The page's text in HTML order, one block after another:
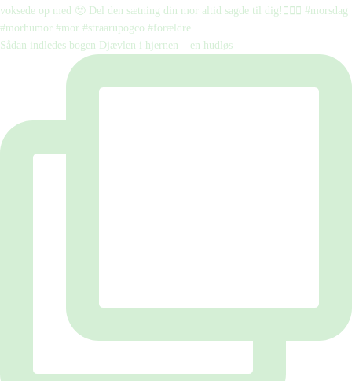
Sådan indledes bogen Djævlen i hjernen – en hudløs